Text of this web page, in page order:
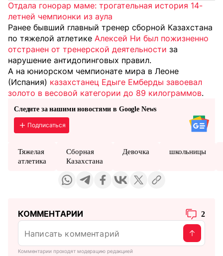
Отдала гонорар маме: трогательная история 14-
летней чемпионки из аула
Ранее бывший главный тренер сборной Казахстана
по тяжелой атлетике Алексей Ни был пожизненно
отстранен от тренерской деятельности за
нарушение антидопинговых правил.
А на юниорском чемпионате мира в Леоне
(Испания) казахстанец Едыге Емберды завоевал
золото в весовой категории до 89 килограммов.
Следите за нашими новостями в Google News
Подписаться
Тяжелая
атлетика
Сборная
Казахстана
Девочка школьницы
КОММЕНТАРИИ 2
Комментарии проходят модерацию редакцией